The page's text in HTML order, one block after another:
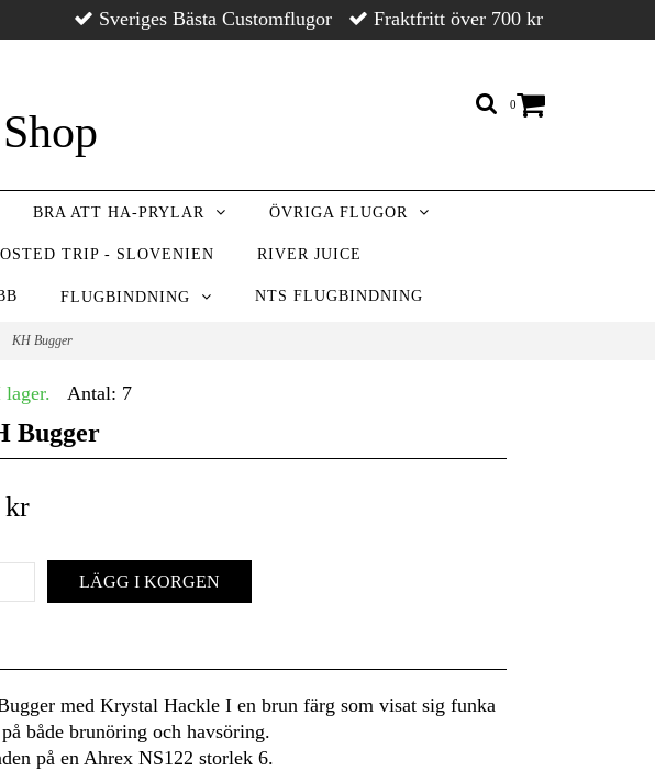
Sveriges Bästa Customflugor Fraktfritt över 700 kr
0
BRA ATT HA-PRYLAR ÖVRIGA FLUGOR
TRIP - SLOVENIEN RIVER JUICE
FLUGBINDNING NTS FLUGBINDNING
KH Bugger
lager. Antal: 7
Bugger
kr
LÄGG I KORGEN
med Krystal Hackle I en brun färg som visat sig funka
både brunöring och havsöring.
på en Ahrex NS122 storlek 6.